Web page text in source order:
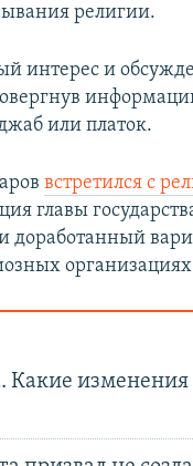
религии.
интерес и
или платок.
встретился с
главы
доработанный
изменения